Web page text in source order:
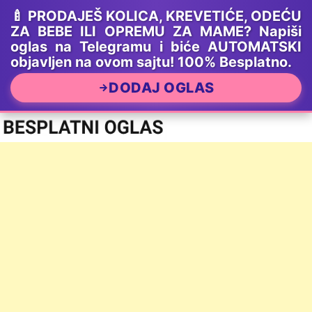
🍼 PRODAJEŠ KOLICA, KREVETIĆE, ODEĆU
ZA BEBE ILI OPREMU ZA MAME? Napiši
oglas na Telegramu i biće AUTOMATSKI
objavljen na ovom sajtu! 100% Besplatno.
DODAJ OGLAS